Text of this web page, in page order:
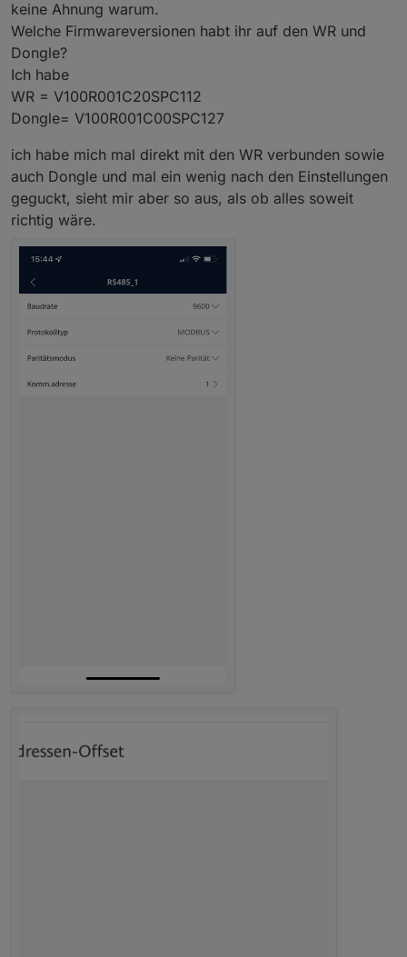
In die WLAN Einstellungen vom Handy
wechsel und dann das WLAN vom
Dann sollte er einem das Auswahlmenü
anbieten, ob man Installateur oder
nur im Modus Installateur vornehmen.
keine Ahnung warum.
Welche Firmwareversionen habt ihr auf den WR und
Dongle?
Ich habe
WR = V100R001C20SPC112
Dongle= V100R001C00SPC127
ich habe mich mal direkt mit den WR verbunden sowie
auch Dongle und mal ein wenig nach den Einstellungen
geguckt, sieht mir aber so aus, als ob alles soweit
richtig wäre.